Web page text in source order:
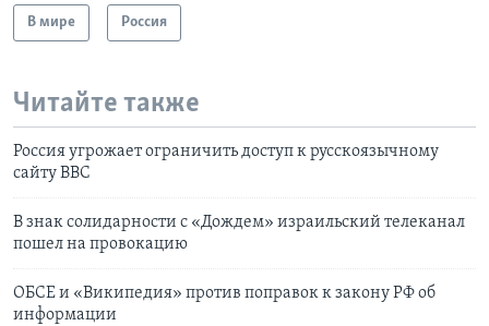
В мире Россия
Читайте также
Россия угрожает ограничить доступ к русскоязычному
сайту ВВС
В знак солидарности с «Дождем» израильский телеканал
пошел на провокацию
ОБСЕ и «Википедия» против поправок к закону РФ об
информации